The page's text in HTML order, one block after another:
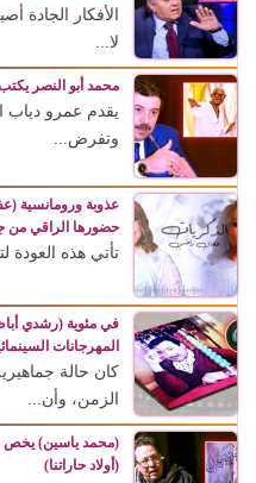
الأفكار الجادة
لا...
محمد أبو النصر
يقدم عمرو دياب
وتفرض...
عذوبة ورومانسية
حضورها الراقي من
تأتي هذه العودة
في مئوية (رشدي
المهرجانات
كان حالة
الزمن، وأن...
(محمد ياسين) يخص
(أولاد حاراتنا)